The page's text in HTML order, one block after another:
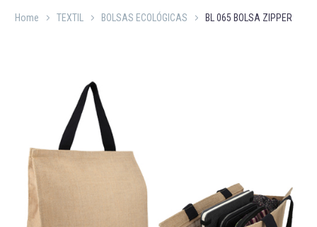
Home TEXTIL BOLSAS ECOLÓGICAS BL 065 BOLSA ZIPPER